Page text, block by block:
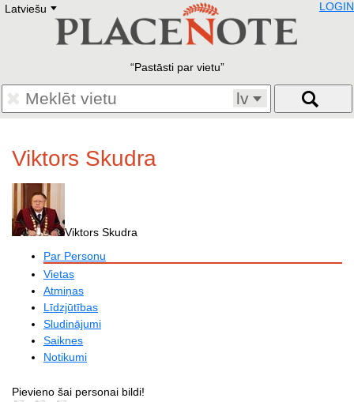
Latviešu E
Deutsch
Francais
Polski
Eestikeelne
LOGIN
Pastāsti par vietu
lv
Viktors Skudra
Viktors Skudra
Par Personu
Vietas
Atmiņas
Līdzjūtības
Sludinājumi
Saiknes
Notikumi
Pievieno šai personai bildi!